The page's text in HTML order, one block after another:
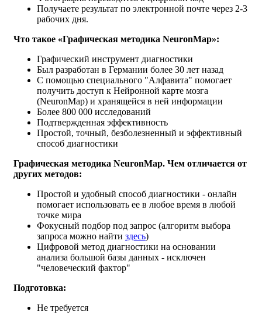
Получаете результат по электронной почте через 2-3
рабочих дня.
Что такое «Графическая методика NeuronMap»:
Графический инструмент диагностики
Был разработан в Германии более 30 лет назад
С помощью специального "Алфавита" помогает
получить доступ к Нейронной карте мозга
(NeuronMap) и хранящейся в ней информации
Более 800 000 исследований
Подтвержденная эффективность
Простой, точный, безболезненный и эффективный
способ диагностики
Графическая методика NeuronMap. Чем отличается от
других методов:
Простой и удобный способ диагностики - онлайн
помогает использовать ее в любое время в любой
точке мира
Фокусный подбор под запрос (алгоритм выбора
запроса можно найти здесь)
Цифровой метод диагностики на основании
анализа большой базы данных - исключен
"человеческий фактор"
Подготовка:
Не требуется